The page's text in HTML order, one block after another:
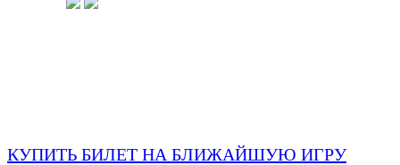
КУПИТЬ БИЛЕТ НА БЛИЖАЙШУЮ ИГРУ